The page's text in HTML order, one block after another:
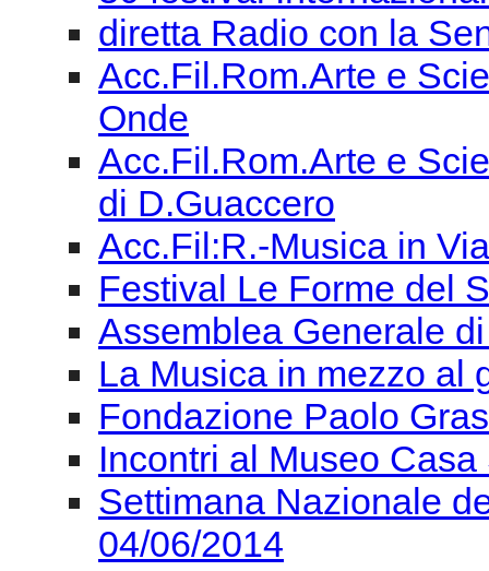
diretta Radio con la
Acc.Fil.Rom.Arte e
Onde
Acc.Fil.Rom.Arte e
di D.Guaccero
Acc.Fil:R.-Musica in
Festival Le Forme del
Assemblea Generale
La Musica in mezzo al
Fondazione Paolo
Incontri al Museo
Settimana Nazionale
04/06/2014